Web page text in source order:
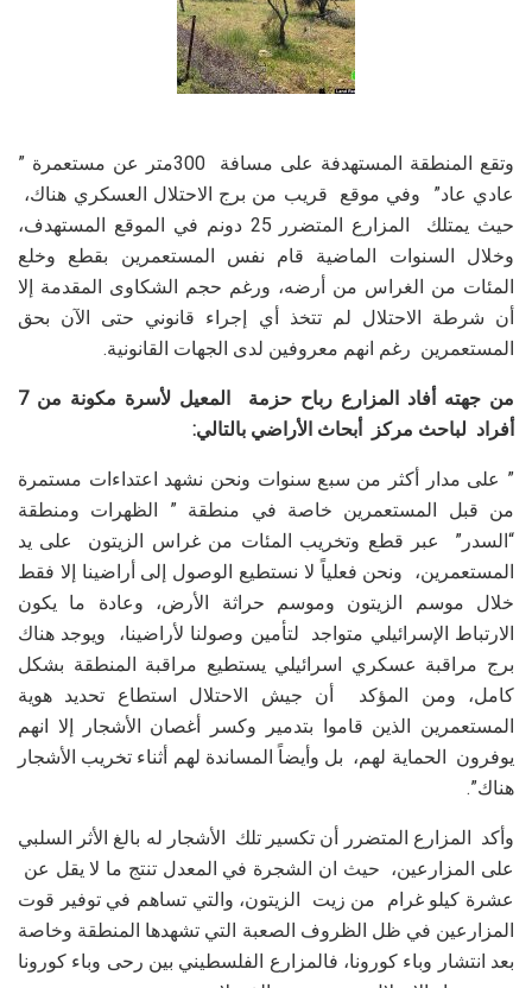
وتقع المنطقة المستهدفة على مسافة 300متر عن مستعمرة ”
عادي عاد” وفي موقع قريب من برج الاحتلال العسكري هناك،
حيث يمتلك المزارع المتضرر 25 دونم في الموقع المستهدف،
وخلال السنوات الماضية قام نفس المستعمرين بقطع وخلع
المئات من الغراس من أرضه، ورغم حجم الشكاوى المقدمة إلا
أن شرطة الاحتلال لم تتخذ أي إجراء قانوني حتى الآن بحق
المستعمرين رغم انهم معروفين لدى الجهات القانونية.
من جهته أفاد المزارع رباح حزمة المعيل لأسرة مكونة من 7
أفراد لباحث مركز أبحاث الأراضي بالتالي:
” على مدار أكثر من سبع سنوات ونحن نشهد اعتداءات مستمرة
من قبل المستعمرين خاصة في منطقة ” الظهرات ومنطقة
“السدر” عبر قطع وتخريب المئات من غراس الزيتون على يد
المستعمرين، ونحن فعلياً لا نستطيع الوصول إلى أراضينا إلا فقط
خلال موسم الزيتون وموسم حراثة الأرض، وعادة ما يكون
الارتباط الإسرائيلي متواجد لتأمين وصولنا لأراضينا، ويوجد هناك
برج مراقبة عسكري اسرائيلي يستطيع مراقبة المنطقة بشكل
كامل، ومن المؤكد أن جيش الاحتلال استطاع تحديد هوية
المستعمرين الذين قاموا بتدمير وكسر أغصان الأشجار إلا انهم
يوفرون الحماية لهم، بل وأيضاً المساندة لهم أثناء تخريب الأشجار
هناك”.
وأكد المزارع المتضرر أن تكسير تلك الأشجار له بالغ الأثر السلبي
على المزارعين، حيث ان الشجرة في المعدل تنتج ما لا يقل عن
عشرة كيلو غرام من زيت الزيتون، والتي تساهم في توفير قوت
المزارعين في ظل الظروف الصعبة التي تشهدها المنطقة وخاصة
بعد انتشار وباء كورونا، فالمزارع الفلسطيني بين رحى وباء كورونا